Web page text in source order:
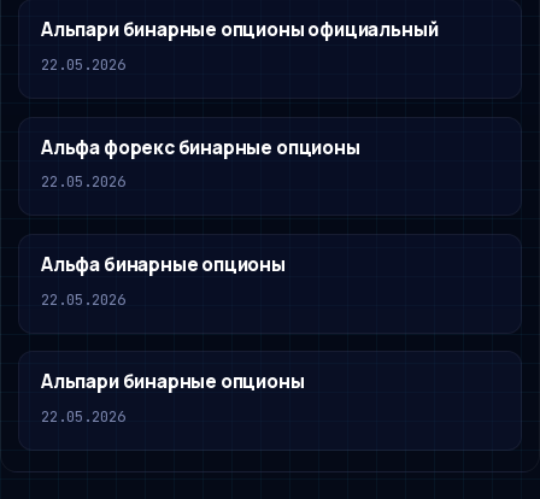
Альпари бинарные опционы официальный
22.05.2026
Альфа форекс бинарные опционы
22.05.2026
Альфа бинарные опционы
22.05.2026
Альпари бинарные опционы
22.05.2026